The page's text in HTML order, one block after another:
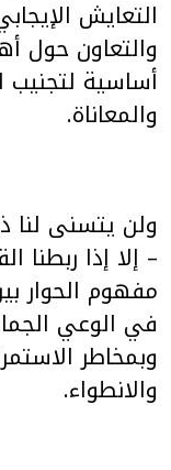
التعايش
والتعاون حول
أساسية لتجنيب
والمعاناة.
ولن يتسنى لنا
– إلا إذا ربطنا
مفهوم الحوار
في الوعي
وبمخاطر
والانطواء.